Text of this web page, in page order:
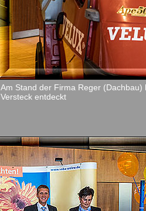
Am Stand der Firma Reger
Versteck entdeckt